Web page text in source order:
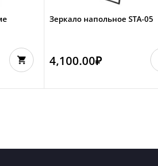
Зеркало напольное STA-05
4,100.00₽